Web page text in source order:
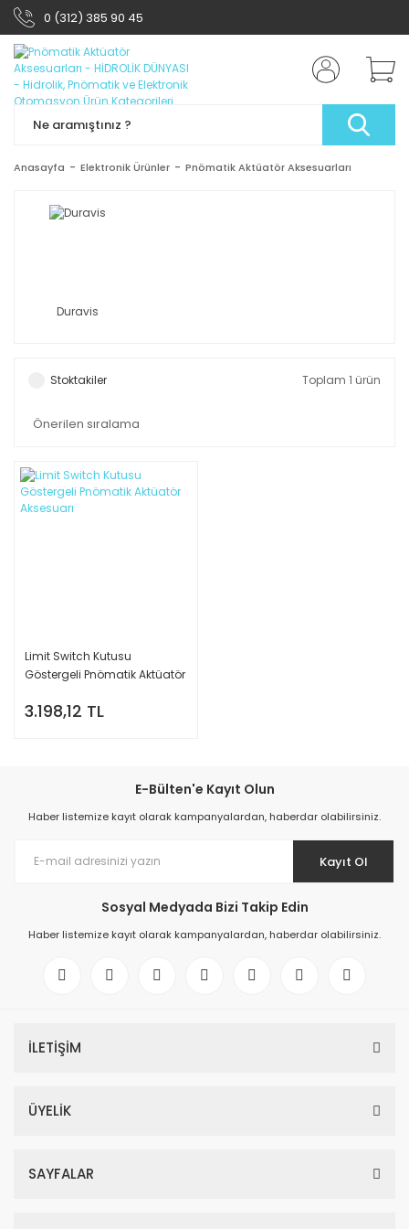
0 (312) 385 90 45
Anasayfa Elektronik Ürünler Pnömatik Aktüatör Aksesuarları
Duravis
Stoktakiler Toplam 1 ürün
Limit Switch Kutusu
Göstergeli Pnömatik Aktüatör
3.198,12 TL
E-Bülten'e Kayıt Olun
Haber listemize kayıt olarak kampanyalardan, haberdar olabilirsiniz.
Kayıt Ol
Sosyal Medyada Bizi Takip Edin
Haber listemize kayıt olarak kampanyalardan, haberdar olabilirsiniz.
İLETİŞİM
ÜYELİK
SAYFALAR